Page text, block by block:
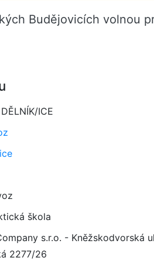
Budějovicích volnou
ICE
škola
s.r.o. - Kněžskodvorská
2277/26